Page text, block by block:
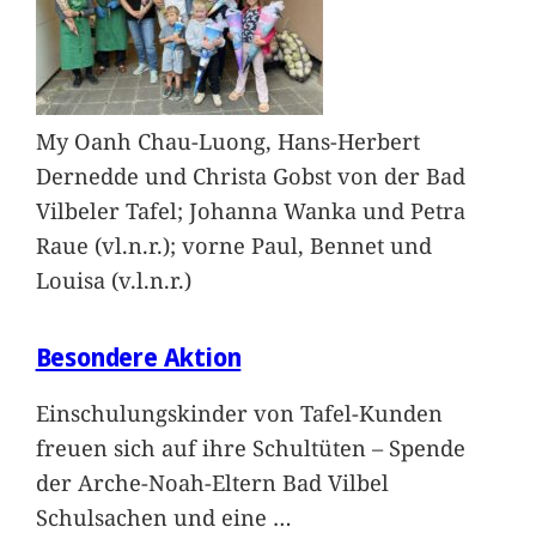
My Oanh Chau-Luong, Hans-Herbert
Dernedde und Christa Gobst von der Bad
Vilbeler Tafel; Johanna Wanka und Petra
Raue (vl.n.r.); vorne Paul, Bennet und
Louisa (v.l.n.r.)
Besondere Aktion
Einschulungskinder von Tafel-Kunden
freuen sich auf ihre Schultüten – Spende
der Arche-Noah-Eltern Bad Vilbel
Schulsachen und eine …